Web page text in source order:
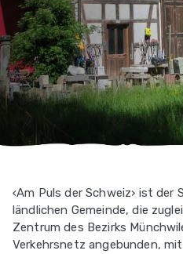
‹Am Puls der Schweiz› ist der
ländlichen Gemeinde, die
Zentrum des Bezirks
Verkehrsnetz angebunden,